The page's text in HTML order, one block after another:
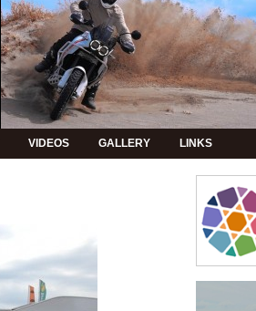
VIDEOS GALLERY LINKS